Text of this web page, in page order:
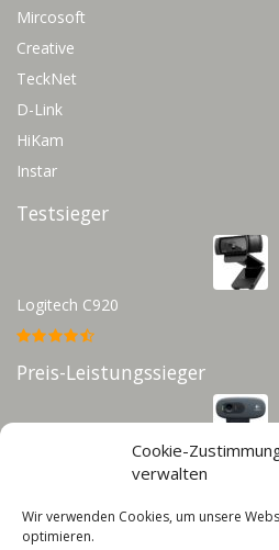
Cookie-
verwalten
Wir verwenden Cookies, um unsere
optimieren.
Mircosoft
Creative
TeckNet
D-Link
HiKam
Instar
Testsieger
Logitech C920
Preis-Leistungssieger
Infos